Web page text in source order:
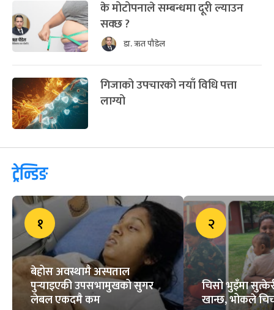
के मोटोपनाले सम्बन्धमा दूरी ल्याउन
सक्छ ?
डा. ऋत पौडेल
गिजाको उपचारको नयाँ विधि पत्ता
लाग्यो
ट्रेन्डिङ
१
बेहोस अवस्थामै अस्पताल
पुर्‍याइएकी उपसभामुखको सुगर
लेबल एकदमै कम
२
चिसो भुइँमा
खान्छ, भोकले